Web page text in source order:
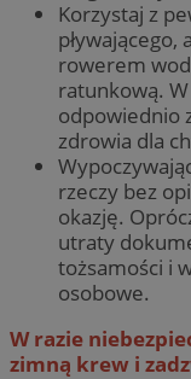
Korzystaj z
pływającego,
rowerem
ratunkową.
odpowiednio
zdrowia dla
rzeczy bez
okazję.
utraty
tożsamości i
osobowe.
W razie
zimną krew i